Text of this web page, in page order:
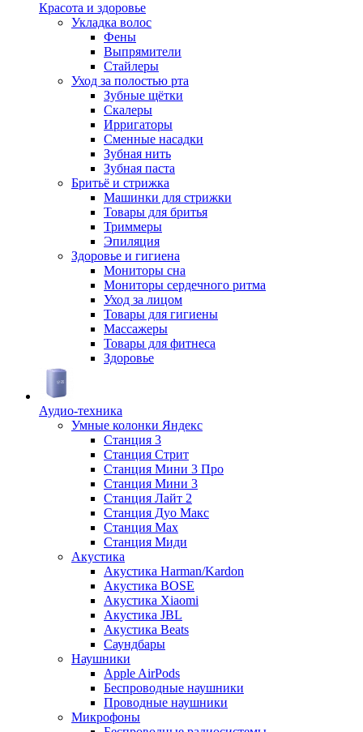
Красота и здоровье
Укладка волос
Фены
Выпрямители
Стайлеры
Уход за полостью рта
Зубные щётки
Скалеры
Ирригаторы
Сменные насадки
Зубная нить
Зубная паста
Бритьё и стрижка
Машинки для стрижки
Товары для бритья
Триммеры
Эпиляция
Здоровье и гигиена
Мониторы сна
Мониторы сердечного ритма
Уход за лицом
Товары для гигиены
Массажеры
Товары для фитнеса
Здоровье
Аудио-техника
Умные колонки Яндекс
Станция 3
Станция Стрит
Станция Мини 3 Про
Станция Мини 3
Станция Лайт 2
Станция Дуо Макс
Станция Max
Станция Миди
Акустика
Акустика Harman/Kardon
Акустика BOSE
Акустика Xiaomi
Акустика JBL
Акустика Beats
Саундбары
Наушники
Apple AirPods
Беспроводные наушники
Проводные наушники
Микрофоны